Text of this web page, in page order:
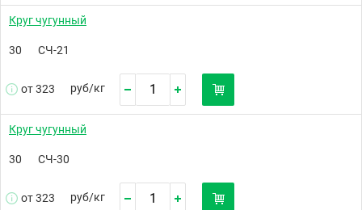
Круг чугунный
30 СЧ-21
от 323 руб/кг
Круг чугунный
30 СЧ-30
от 323 руб/кг